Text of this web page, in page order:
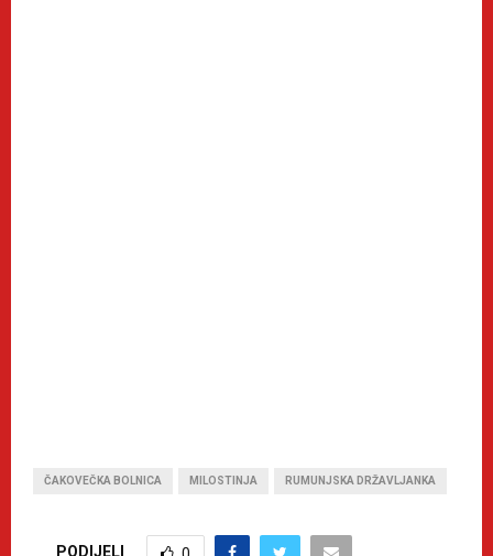
ČAKOVEČKA BOLNICA MILOSTINJA RUMUNJSKA DRŽAVLJANKA
PODIJELI